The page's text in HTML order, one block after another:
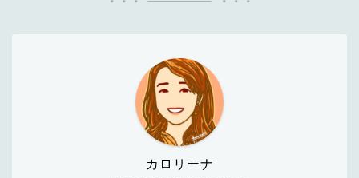
カロリーナ